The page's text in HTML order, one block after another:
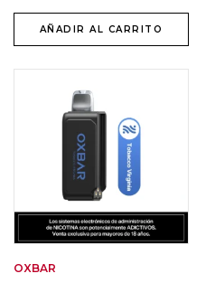
AÑADIR AL CARRITO
OXBAR